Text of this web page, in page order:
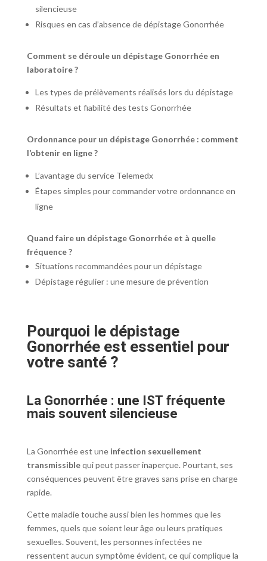
silencieuse
Risques en cas d’absence de dépistage Gonorrhée
Comment se déroule un dépistage Gonorrhée en
laboratoire ?
Les types de prélèvements réalisés lors du dépistage
Résultats et fiabilité des tests Gonorrhée
Ordonnance pour un dépistage Gonorrhée : comment
l’obtenir en ligne ?
L’avantage du service Telemedx
Étapes simples pour commander votre ordonnance en
ligne
Quand faire un dépistage Gonorrhée et à quelle
fréquence ?
Situations recommandées pour un dépistage
Dépistage régulier : une mesure de prévention
Pourquoi le dépistage
Gonorrhée est essentiel pour
votre santé ?
La Gonorrhée : une IST fréquente
mais souvent silencieuse
La Gonorrhée est une infection sexuellement
transmissiblequi peut passer inaperçue. Pourtant, ses
conséquences peuvent être graves sans prise en charge
rapide.
Cette maladie touche aussi bien les hommes que les
femmes, quels que soient leur âge ou leurs pratiques
sexuelles. Souvent, les personnes infectées ne
ressentent aucun symptôme évident, ce qui complique la